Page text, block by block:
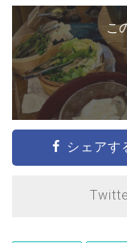
こ
シェアす